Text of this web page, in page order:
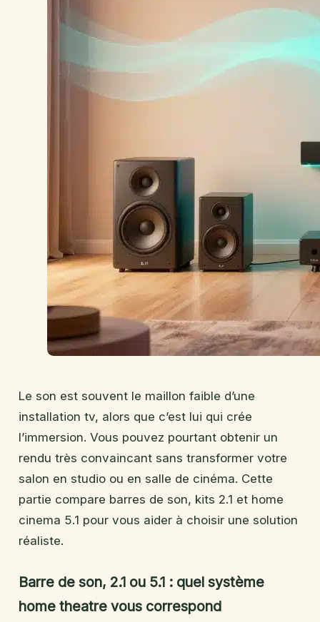
Le son est souvent le maillon faible d’une
installation tv, alors que c’est lui qui crée
l’immersion. Vous pouvez pourtant obtenir un
rendu très convaincant sans transformer votre
salon en studio ou en salle de cinéma. Cette
partie compare barres de son, kits 2.1 et home
cinema 5.1 pour vous aider à choisir une solution
réaliste.
Barre de son, 2.1 ou 5.1 : quel système
home theatre vous correspond